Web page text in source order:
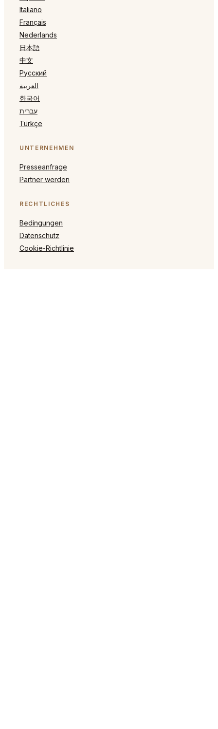
Italiano
Français
Nederlands
日本語
中文
Русский
العربية
한국어
עברית
Türkçe
UNTERNEHMEN
Presseanfrage
Partner werden
RECHTLICHES
Bedingungen
Datenschutz
Cookie-Richtlinie